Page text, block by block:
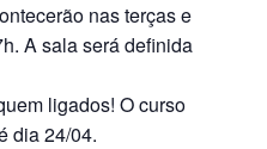
nas terças e
A sala será definida
ligados! O curso
dia 24/04.